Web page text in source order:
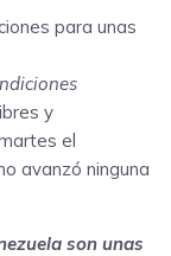
y
el
avanzó ninguna
son unas